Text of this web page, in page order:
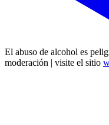
El abuso de alcohol es
moderación | visite el sitio